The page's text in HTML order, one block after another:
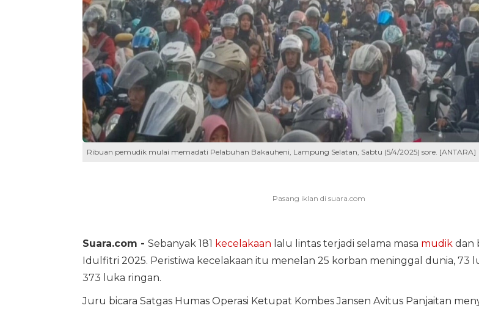
Ribuan pemudik mulai memadati Pelabuhan Bakauheni, Lampung Selatan, Sabtu (5/4/2025) sore. [ANTARA]
Suara.com - Sebanyak 181 kecelakaan lalu lintas terjadi selama masa mudik dan
Idulfitri 2025. Peristiwa kecelakaan itu menelan 25 korban meninggal dunia, 73
373 luka ringan.
Juru bicara Satgas Humas Operasi Ketupat Kombes Jansen Avitus Panjaitan